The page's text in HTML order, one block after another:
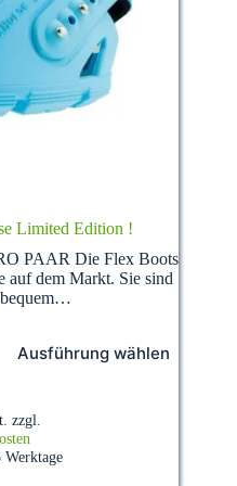
Limited Edition !
PAAR Die Flex Boots
auf dem Markt. Sie sind
Ausführung wählen
zzgl.
Werktage